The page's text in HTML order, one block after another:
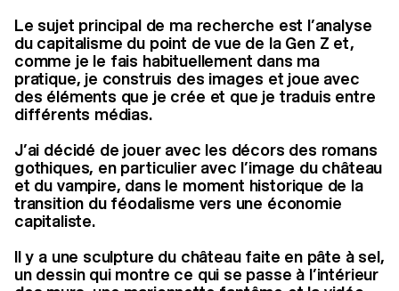
Le sujet principal de ma recherche est l’analyse
du capitalisme du point de vue de la Gen Z et,
comme je le fais habituellement dans ma
pratique, je construis des images et joue avec
des éléments que je crée et que je traduis entre
différents médias.
J’ai décidé de jouer avec les décors des romans
gothiques, en particulier avec l’image du château
et du vampire, dans le moment historique de la
transition du féodalisme vers une économie
capitaliste.
Il y a une sculpture du château faite en pâte à sel,
un dessin qui montre ce qui se passe à l’intérieur